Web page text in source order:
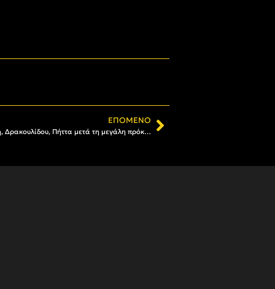
ΕΠΌΜΕΝΟ
Βόλεϊ Γυναικών: Δηλώσεις Γιαννάκη, Δρακουλίδου, Πήττα μετά τη μεγάλη πρόκριση